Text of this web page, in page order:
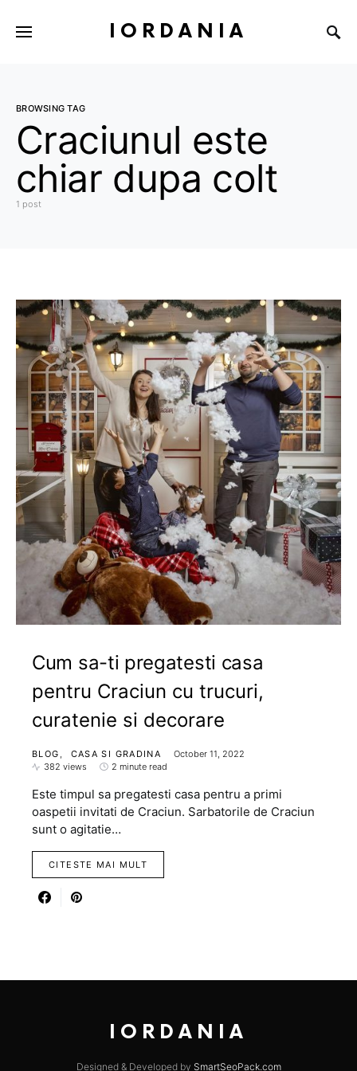
IORDANIA
BROWSING TAG
Craciunul este
chiar dupa colt
1 post
Cum sa-ti pregatesti casa
pentru Craciun cu trucuri,
curatenie si decorare
BLOG CASA SI GRADINA
October 11, 2022
382 views
2 minute read
Este timpul sa pregatesti casa pentru a primi
oaspetii invitati de Craciun. Sarbatorile de Craciun
sunt o agitatie…
CITESTE MAI MULT
IORDANIA
Designed & Developed by SmartSeoPack.com